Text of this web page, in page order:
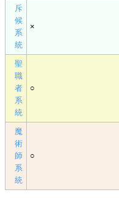
斥
候
系
統
×
聖
職
者
系
統
○
魔
術
師
系
統
○